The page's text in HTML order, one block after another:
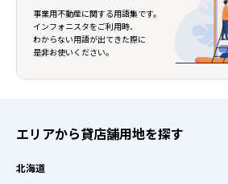
事業用不動産に関する用語集です。
インフォニスタをご利用時、
わからない用語が出てきた際に
是非お使いください。
エリアから貸店舗用地を探す
北海道